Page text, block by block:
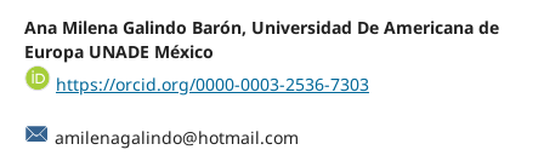
Ana Milena Galindo Barón, Universidad De Americana de
Europa UNADE México
https://orcid.org/0000-0003-2536-7303
amilenagalindo@hotmail.com